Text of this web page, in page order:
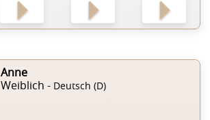
Anne
Weiblich - Deutsch (D)